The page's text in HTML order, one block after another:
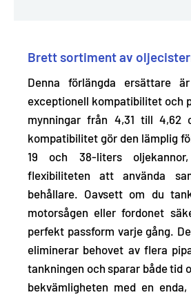
Brett sortiment av
Denna förlängda ersättare
exceptionell kompatibilitet och
mynningar från 4,31 till 4,62
kompatibilitet gör den lämplig
19 och 38-liters oljekannor
flexibiliteten att använda
behållare. Oavsett om du
motorsågen eller fordonet
perfekt passform varje gång.
eliminerar behovet av flera
tankningen och sparar både tid
bekvämligheten med en